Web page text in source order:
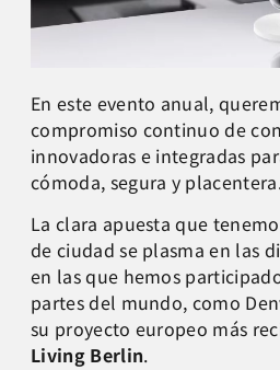
En este evento anual,
compromiso continuo de
innovadoras e integradas
cómoda, segura y
La clara apuesta que
de ciudad se plasma en las
en las que hemos
partes del mundo, como
su proyecto europeo más
Living Berlin.